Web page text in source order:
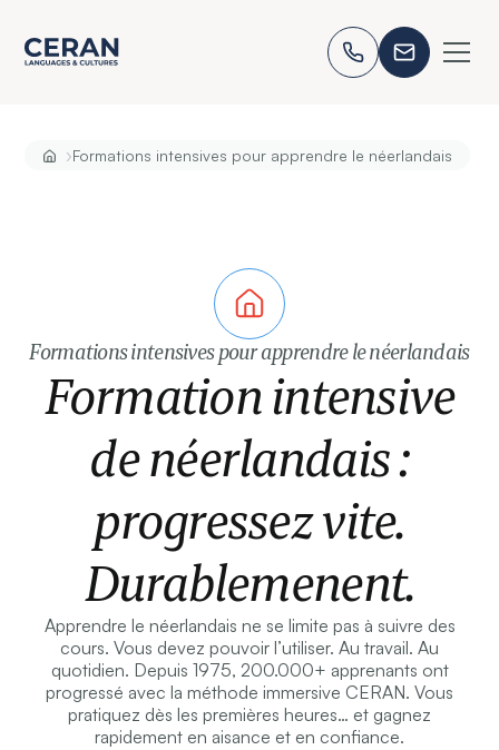
›Formations intensives pour apprendre le néerlandais
Formations intensives pour apprendre le néerlandais
Formation intensive
de néerlandais :
progressez vite.
Durablemenent.
Apprendre le néerlandais ne se limite pas à suivre des
cours. Vous devez pouvoir l’utiliser. Au travail. Au
quotidien. Depuis 1975, 200.000+ apprenants ont
progressé avec la méthode immersive CERAN. Vous
pratiquez dès les premières heures… et gagnez
rapidement en aisance et en confiance.